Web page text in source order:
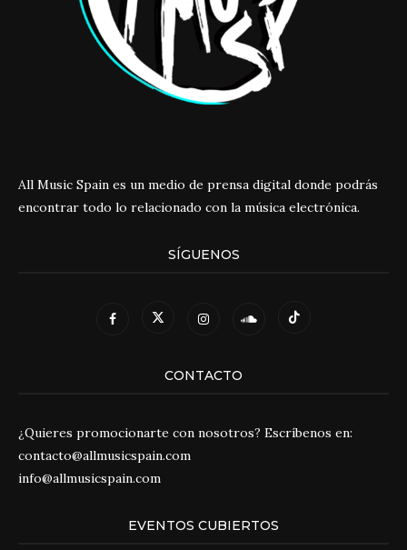
All Music Spain es un medio de prensa digital donde podrás
encontrar todo lo relacionado con la música electrónica.
SÍGUENOS
CONTACTO
¿Quieres promocionarte con nosotros? Escríbenos en:
contacto@allmusicspain.com
info@allmusicspain.com
EVENTOS CUBIERTOS